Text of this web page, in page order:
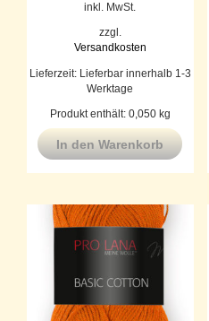
inkl. MwSt.
zzgl.
Versandkosten
Lieferzeit: Lieferbar innerhalb 1-3
Werktage
Produkt enthält: 0,050 kg
In den Warenkorb